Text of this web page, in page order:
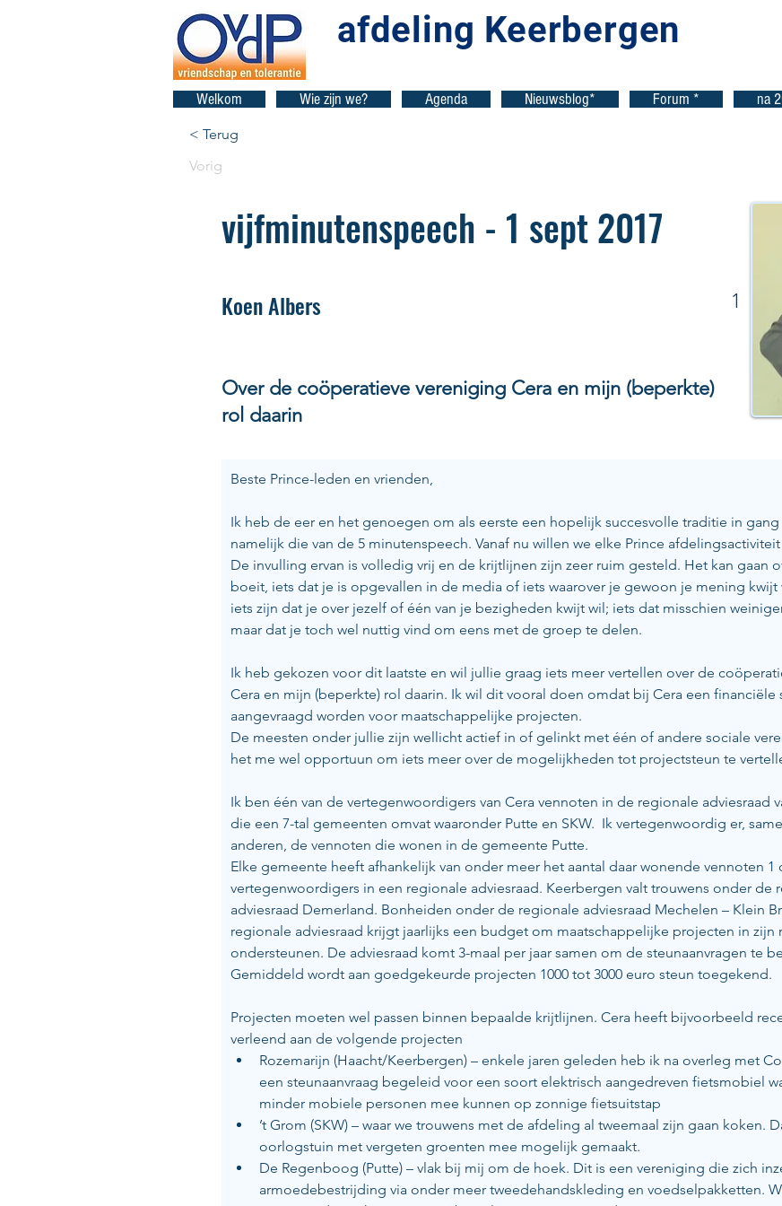
afdeling Keerbergen
Welkom Wie zijn we? Agenda Nieuwsblog* Forum * na
< Terug
Vorig
vijfminutenspeech - 1 sept 2017
Koen Albers 1
Over de coöperatieve vereniging Cera en mijn (beperkte)
rol daarin
Beste Prince-leden en vrienden,
Ik heb de eer en het genoegen om als eerste een hopelijk succesvolle traditie in
namelijk die van de 5 minutenspeech. Vanaf nu willen we elke Prince
De invulling ervan is volledig vrij en de krijtlijnen zijn zeer ruim gesteld. Het kan gaan
boeit, iets dat je is opgevallen in de media of iets waarover je gewoon je mening kwijt
iets zijn dat je over jezelf of één van je bezigheden kwijt wil; iets dat misschien
maar dat je toch wel nuttig vind om eens met de groep te delen.
Ik heb gekozen voor dit laatste en wil jullie graag iets meer vertellen over de
Cera en mijn (beperkte) rol daarin. Ik wil dit vooral doen omdat bij Cera een financiële
aangevraagd worden voor maatschappelijke projecten.
De meesten onder jullie zijn wellicht actief in of gelinkt met één of andere sociale
het me wel opportuun om iets meer over de mogelijkheden tot projectsteun te
Ik ben één van de vertegenwoordigers van Cera vennoten in de regionale adviesraad
die een 7-tal gemeenten omvat waaronder Putte en SKW.  Ik vertegenwoordig er,
anderen, de vennoten die wonen in de gemeente Putte.
Elke gemeente heeft afhankelijk van onder meer het aantal daar wonende vennoten 1
vertegenwoordigers in een regionale adviesraad. Keerbergen valt trouwens onder de
adviesraad Demerland. Bonheiden onder de regionale adviesraad Mechelen – Klein
regionale adviesraad krijgt jaarlijks een budget om maatschappelijke projecten in zijn
ondersteunen. De adviesraad komt 3-maal per jaar samen om de steunaanvragen te
Gemiddeld wordt aan goedgekeurde projecten 1000 tot 3000 euro steun toegekend.
Projecten moeten wel passen binnen bepaalde krijtlijnen. Cera heeft bijvoorbeeld
verleend aan de volgende projecten
Rozemarijn (Haacht/Keerbergen) – enkele jaren geleden heb ik na overleg met
een steunaanvraag begeleid voor een soort elektrisch aangedreven fietsmobiel
minder mobiele personen mee kunnen op zonnige fietsuitstap
’t Grom (SKW) – waar we trouwens met de afdeling al tweemaal zijn gaan koken.
oorlogstuin met vergeten groenten mee mogelijk gemaakt.
De Regenboog (Putte) – vlak bij mij om de hoek. Dit is een vereniging die zich
armoedebestrijding via onder meer tweedehandskleding en voedselpakketten.